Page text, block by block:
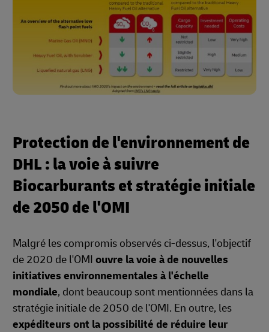
Protection de l'environnement de
DHL : la voie à suivre
Biocarburants et stratégie initiale
de 2050 de l'OMI
Malgré les compromis observés ci-dessus, l'objectif
de 2020 de l'OMI ouvre la voie à de nouvelles
initiatives environnementales à l'échelle
mondiale, dont beaucoup sont mentionnées dans la
stratégie initiale de 2050 de l'OMI. En outre, les
expéditeurs ont la possibilité de réduire leur